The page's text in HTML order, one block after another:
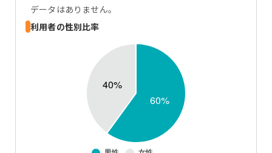
データはありません。
利用者の性別比率